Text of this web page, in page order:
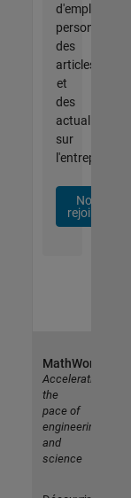
d'emploi
des
articles
et
des
actualités
sur
l'entreprise.
Nous
rejoindre
MathWorks
Accelerating
the
pace of
engineering
and
science